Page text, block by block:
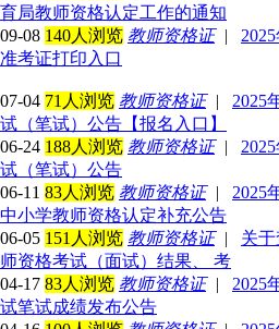
育局教师资格认定工作的通知
09-08 140人浏览 教师资格证|
准考证打印入口
07-04 71人浏览 教师资格证|
2025
试（笔试）公告【报名入口】
06-24 188人浏览 教师资格证|
试（笔试）公告
06-11 83人浏览 教师资格证|
2025
中小学教师资格认定补充公告
06-05 151人浏览 教师资格证|
关
师资格考试（面试）结果、 考
04-17 83人浏览 教师资格证|
2025
试笔试成绩发布公告